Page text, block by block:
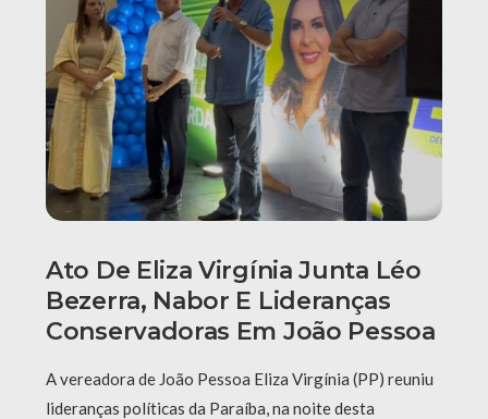
Ato De Eliza Virgínia Junta Léo
Bezerra, Nabor E Lideranças
Conservadoras Em João Pessoa
A vereadora de João Pessoa Eliza Virgínia (PP) reuniu
lideranças políticas da Paraíba, na noite desta